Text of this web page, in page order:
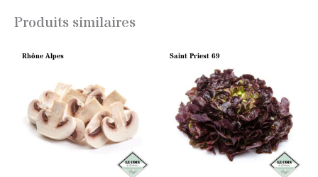
Produits similaires
Rhône Alpes Saint Priest 69